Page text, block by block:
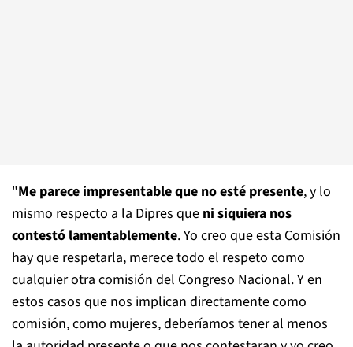
"Me parece impresentable que no esté presente, y lo
mismo respecto a la Dipres que ni siquiera nos
contestó lamentablemente. Yo creo que esta Comisión
hay que respetarla, merece todo el respeto como
cualquier otra comisión del Congreso Nacional. Y en
estos casos que nos implican directamente como
comisión, como mujeres, deberíamos tener al menos